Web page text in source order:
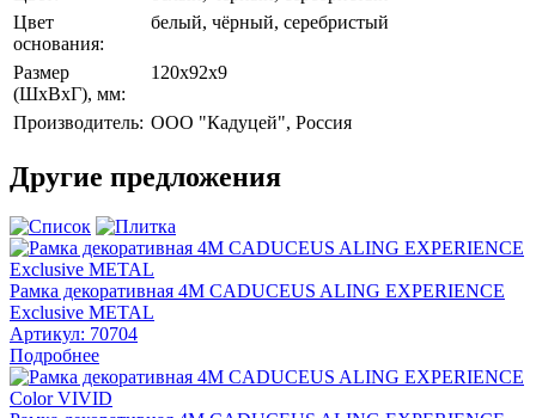
Цвет
основания:
белый, чёрный, серебристый
Размер
(ШхВхГ), мм:
120х92х9
Производитель: ООО "Кадуцей", Россия
Другие предложения
Рамка декоративная 4М CADUCEUS ALING EXPERIENCE
Exclusive METAL
Артикул: 70704
Подробнее